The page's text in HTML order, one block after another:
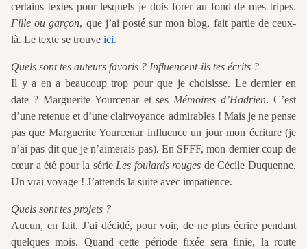
certains textes pour lesquels je dois forer au fond de mes tripes.
Fille ou garçon, que j’ai posté sur mon blog, fait partie de ceux-
là. Le texte se trouve ici.
Quels sont tes auteurs favoris ? Influencent-ils tes écrits ?
Il y a en a beaucoup trop pour que je choisisse. Le dernier en
date ? Marguerite Yourcenar et ses Mémoires d’Hadrien. C’est
d’une retenue et d’une clairvoyance admirables ! Mais je ne pense
pas que Marguerite Yourcenar influence un jour mon écriture (je
n’ai pas dit que je n’aimerais pas). En SFFF, mon dernier coup de
cœur a été pour la série Les foulards rouges de Cécile Duquenne.
Un vrai voyage ! J’attends la suite avec impatience.
Quels sont tes projets ?
Aucun, en fait. J’ai décidé, pour voir, de ne plus écrire pendant
quelques mois. Quand cette période fixée sera finie, la route